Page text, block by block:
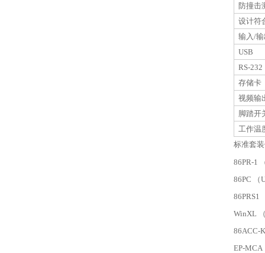
防撞击
设计符
输入/
USB
RS-232
存储卡
视频输
脚踏开
工作温
标准套
86PR-1
86PC （
86PRS1
WinXL
86ACC-
EP-